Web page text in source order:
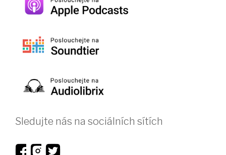
Sledujte nás na sociálních sítích